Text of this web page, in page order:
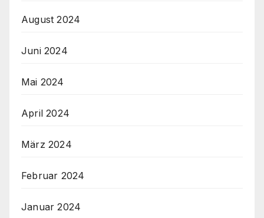
August 2024
Juni 2024
Mai 2024
April 2024
März 2024
Februar 2024
Januar 2024